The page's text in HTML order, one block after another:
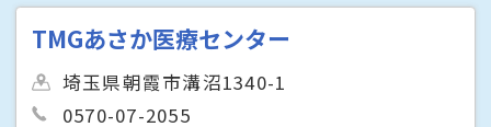
TMGあさか医療センター
埼玉県朝霞市溝沼1340-1
0570-07-2055